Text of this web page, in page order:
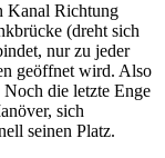
Kanal Richtung
(dreht sich
nur zu jeder
geöffnet wird. Also
die letzte Enge
sich
seinen Platz.